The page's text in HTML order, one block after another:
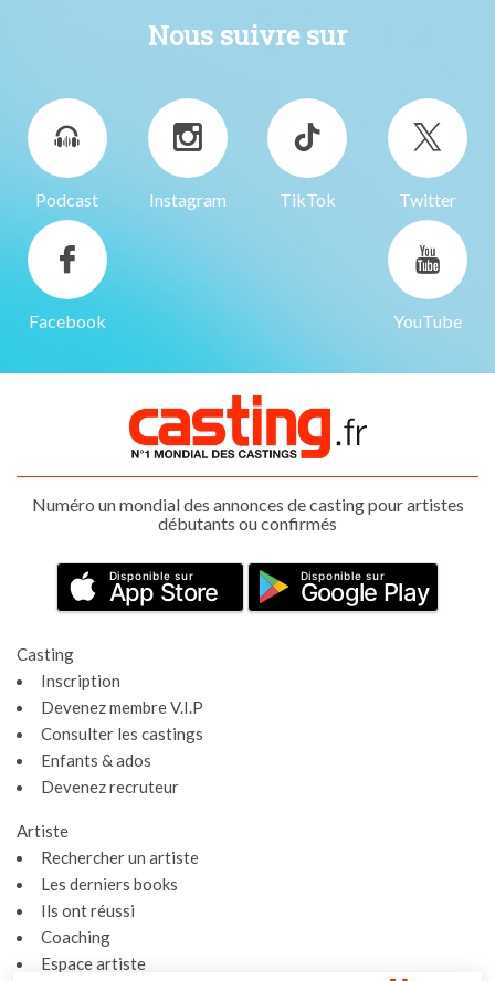
Nous suivre sur
Podcast Instagram TikTok Twitter
Facebook YouTube
Numéro un mondial des annonces de casting pour artistes
débutants ou confirmés
Disponible sur
App Store
Disponible sur
Google Play
Casting
Inscription
Devenez membre V.I.P
Consulter les castings
Enfants & ados
Devenez recruteur
Artiste
Rechercher un artiste
Les derniers books
Ils ont réussi
Coaching
Espace artiste